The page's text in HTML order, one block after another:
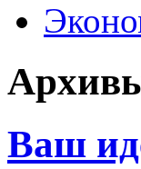
Ваш